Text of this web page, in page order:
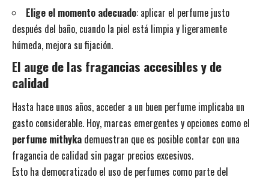
Elige el momento adecuado: aplicar el perfume justo
después del baño, cuando la piel está limpia y ligeramente
húmeda, mejora su fijación.
El auge de las fragancias accesibles y de
calidad
Hasta hace unos años, acceder a un buen perfume implicaba un
gasto considerable. Hoy, marcas emergentes y opciones como el
perfume mithyka demuestran que es posible contar con una
fragancia de calidad sin pagar precios excesivos.
Esto ha democratizado el uso de perfumes como parte del